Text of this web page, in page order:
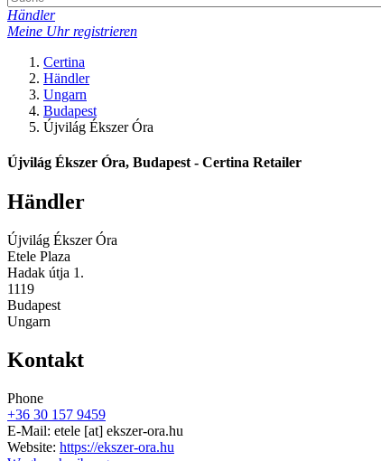
Händler
Meine Uhr registrieren
Certina
Händler
Ungarn
Budapest
Újvilág Ékszer Óra
Újvilág Ékszer Óra, Budapest - Certina Retailer
Händler
Újvilág Ékszer Óra
Etele Plaza
Hadak útja 1.
1119
Budapest
Ungarn
Kontakt
Phone
+36 30 157 9459
E-Mail: etele [at] ekszer-ora.hu
Website: https://ekszer-ora.hu